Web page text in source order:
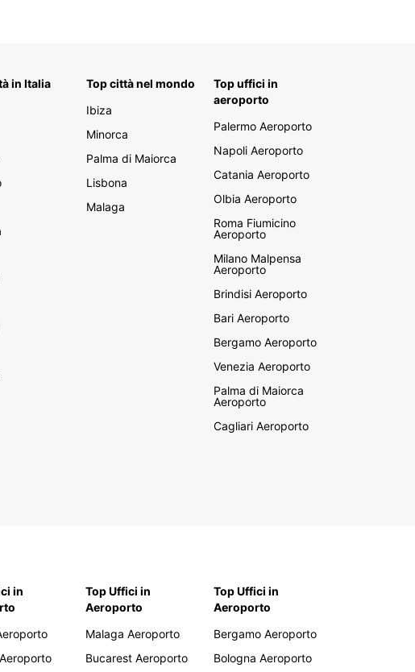
in Italia
Top città nel mondo
Ibiza
Minorca
Palma di Maiorca
Lisbona
Malaga
Top uffici in
aeroporto
Palermo Aeroporto
Napoli Aeroporto
Catania Aeroporto
Olbia Aeroporto
Roma Fiumicino
Aeroporto
Milano Malpensa
Aeroporto
Brindisi Aeroporto
Bari Aeroporto
Bergamo Aeroporto
Venezia Aeroporto
Palma di Maiorca
Aeroporto
Cagliari Aeroporto
in
Top Uffici in
Aeroporto
Malaga Aeroporto
Bucarest Aeroporto
Top Uffici in
Aeroporto
Bergamo Aeroporto
Bologna Aeroporto